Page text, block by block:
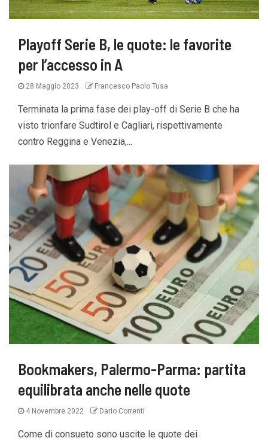
Playoff Serie B, le quote: le favorite
per l’accesso in A
28 Maggio 2023 Francesco Paolo Tusa
Terminata la prima fase dei play-off di Serie B che ha
visto trionfare Sudtirol e Cagliari, rispettivamente
contro Reggina e Venezia,...
Bookmakers, Palermo-Parma: partita
equilibrata anche nelle quote
4 Novembre 2022 Dario Correnti
Come di consueto sono uscite le quote dei